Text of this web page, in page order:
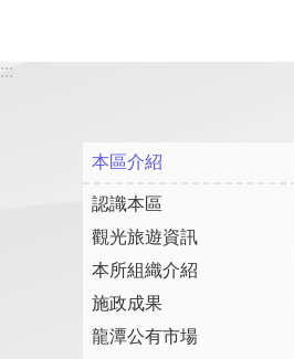
:::
本區介紹
認識本區
觀光旅遊資訊
本所組織介紹
施政成果
龍潭公有市場